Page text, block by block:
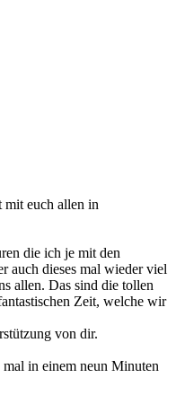
euch allen in
die ich je mit den
auch dieses mal wieder viel
allen. Das sind die tollen
Zeit, welche wir
von dir.
in einem neun Minuten